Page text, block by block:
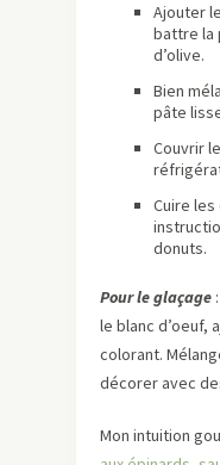
Ajouter
battre la
d’olive.
Bien
pâte
Couvrir
Cuire
donuts.
Pour le glaçage
le blanc d’oeuf,
colorant.
décorer avec
Mon intuition